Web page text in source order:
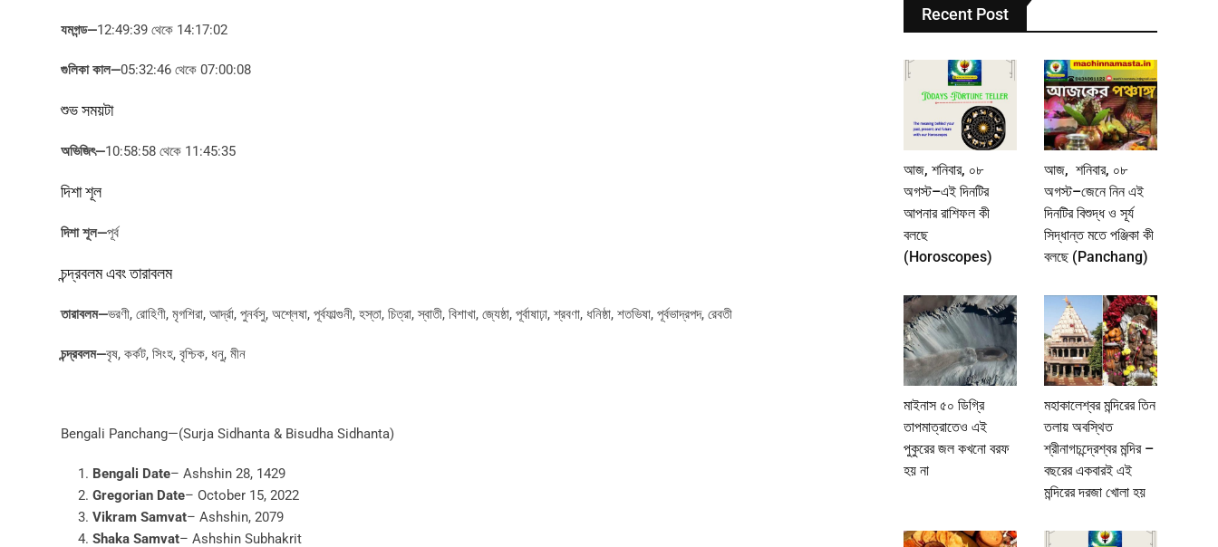
যমগন্ড—12:49:39 থেকে 14:17:02
গুলিকা কাল—05:32:46 থেকে 07:00:08
শুভ সময়টা
অভিজিৎ—10:58:58 থেকে 11:45:35
দিশা শূল
দিশা শূল—পূর্ব
চন্দ্রবলম এবং তারাবলম
তারাবলম—ভরণী, রোহিণী, মৃগশিরা, আর্দ্রা, পুনর্বসু, অশ্লেষা, পূর্বফাল্গুনী, হস্তা, চিত্রা, স্বাতী, বিশাখা, জ্যেষ্ঠা, পূর্বাষাঢ়া, শ্রবণা, ধনিষ্ঠা, শতভিষা, পূর্বভাদ্রপদ, রেবতী
চন্দ্রবলম—বৃষ, কর্কট, সিংহ, বৃশ্চিক, ধনু, মীন
Bengali Panchang—(Surja Sidhanta & Bisudha Sidhanta)
Bengali Date– Ashshin 28, 1429
Gregorian Date– October 15, 2022
Vikram Samvat– Ashshin, 2079
Shaka Samvat– Ashshin Subhakrit
Recent Post
আজ, শনিবার, ০৮
অগস্ট–এই দিনটির
আপনার রাশিফল কী
বলছে
(Horoscopes)
আজ, শনিবার, ০৮
অগস্ট–জেনে নিন এই
দিনটির বিশুদ্ধ ও সূর্য
সিদ্ধান্ত মতে পঞ্জিকা কী
বলছে (Panchang)
মাইনাস ৫০ ডিগ্রি
তাপমাত্রাতেও এই
পুকুরের জল কখনো বরফ
হয় না
মহাকালেশ্বর মন্দিরের তিন
তলায় অবস্থিত
শ্রীনাগচন্দ্রেশ্বর মন্দির –
বছরের একবারই এই
মন্দিরের দরজা খোলা হয়